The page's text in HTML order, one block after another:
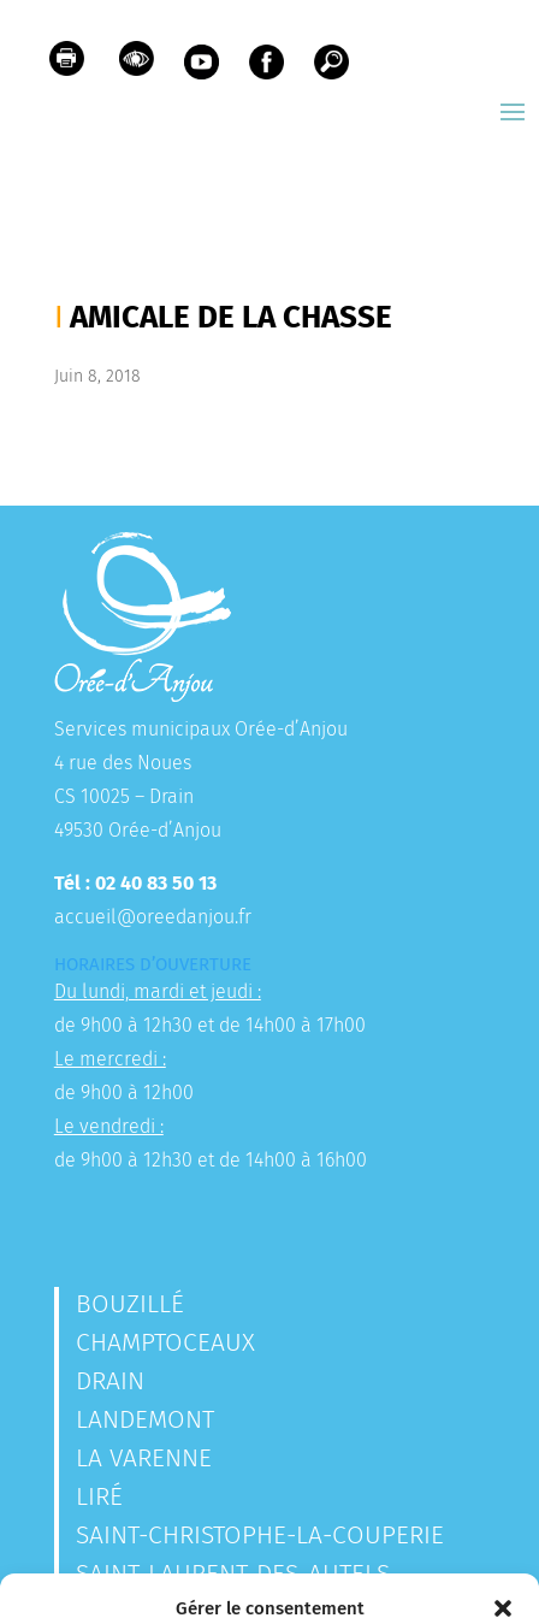
Gérer le consentement
AMICALE DE LA CHASSE
Juin 8, 2018
Services municipaux Orée-d’Anjou
4 rue des Noues
CS 10025 – Drain
49530 Orée-d’Anjou
Tél : 02 40 83 50 13
accueil@oreedanjou.fr
HORAIRES D’OUVERTURE
Du lundi, mardi et jeudi :
de 9h00 à 12h30 et de 14h00 à 17h00
Le mercredi :
de 9h00 à 12h00
Le vendredi :
de 9h00 à 12h30 et de 14h00 à 16h00
BOUZILLÉ
CHAMPTOCEAUX
DRAIN
LANDEMONT
LA VARENNE
LIRÉ
SAINT-CHRISTOPHE-LA-COUPERIE
SAINT-LAURENT-DES-AUTELS
SAINT-SAUVEUR-DE-LANDEMONT